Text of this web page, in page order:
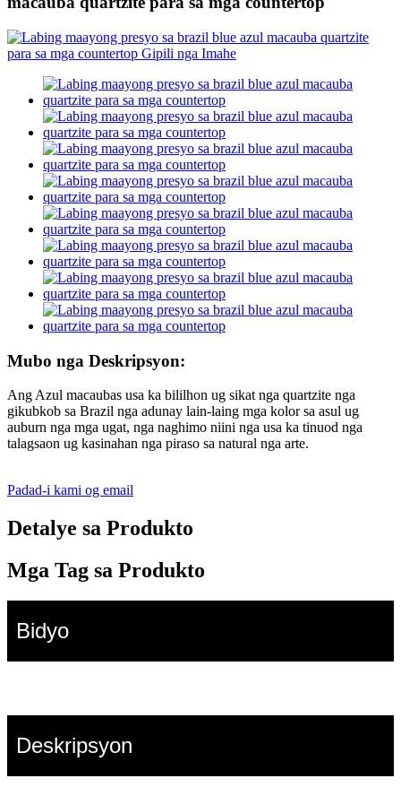
Mubo nga Deskripsyon:
Ang Azul macaubas usa ka bililhon ug sikat nga quartzite nga
gikubkob sa Brazil nga adunay lain-laing mga kolor sa asul ug
auburn nga mga ugat, nga naghimo niini nga usa ka tinuod nga
talagsaon ug kasinahan nga piraso sa natural nga arte.
Padad-i kami og email
Detalye sa Produkto
Mga Tag sa Produkto
Bidyo
Deskripsyon